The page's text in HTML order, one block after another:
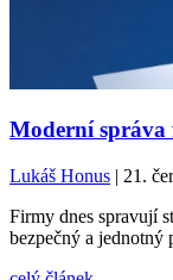
Moderní správa
Lukáš Honus | 21.
Firmy dnes spravují
bezpečný a jednotný